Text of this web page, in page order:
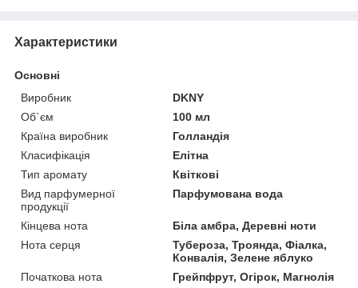
Характеристики
Основні
Виробник
DKNY
Об`єм
100 мл
Країна виробник
Голландія
Класифікація
Елітна
Тип аромату
Квіткові
Вид парфумерної
продукції
Парфумована вода
Кінцева нота
Біла амбра, Деревні ноти
Нота серця
Тубероза, Троянда, Фіалка,
Конвалія, Зелене яблуко
Початкова нота
Грейпфрут, Огірок, Магнолія